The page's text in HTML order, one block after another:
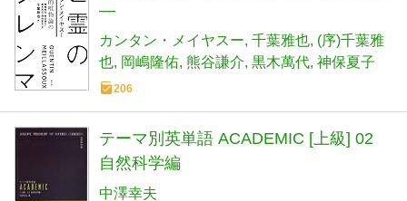
―
カンタン・メイヤスー 千葉雅也 (序)千葉雅
也 岡嶋隆佑 熊谷謙介 黒木萬代 神保夏子
206
テーマ別英単語 ACADEMIC [上級] 02
自然科学編
中澤幸夫